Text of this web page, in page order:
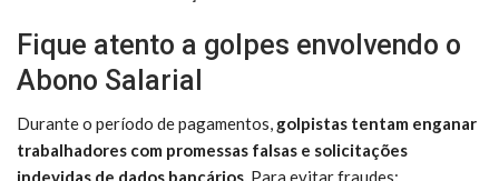
Fique atento a golpes envolvendo o
Abono Salarial
Durante o período de pagamentos, golpistas tentam enganar
trabalhadores com promessas falsas e solicitações
indevidas de dados bancários. Para evitar fraudes: